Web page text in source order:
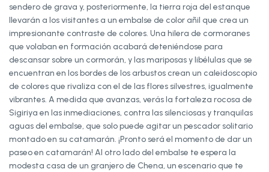
sendero de grava y, posteriormente, la tierra roja del estanque
llevarán a los visitantes a un embalse de color añil que crea un
impresionante contraste de colores. Una hilera de cormoranes
que volaban en formación acabará deteniéndose para
descansar sobre un cormorán, y las mariposas y libélulas que se
encuentran en los bordes de los arbustos crean un caleidoscopio
de colores que rivaliza con el de las flores silvestres, igualmente
vibrantes. A medida que avanzas, verás la fortaleza rocosa de
Sigiriya en las inmediaciones, contra las silenciosas y tranquilas
aguas del embalse, que solo puede agitar un pescador solitario
montado en su catamarán. ¡Pronto será el momento de dar un
paseo en catamarán! Al otro lado del embalse te espera la
modesta casa de un granjero de Chena, un escenario que te